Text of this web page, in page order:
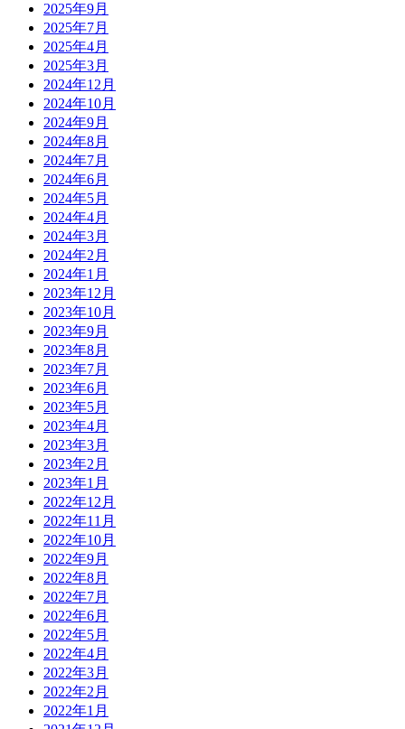
2025年9月
2025年7月
2025年4月
2025年3月
2024年12月
2024年10月
2024年9月
2024年8月
2024年7月
2024年6月
2024年5月
2024年4月
2024年3月
2024年2月
2024年1月
2023年12月
2023年10月
2023年9月
2023年8月
2023年7月
2023年6月
2023年5月
2023年4月
2023年3月
2023年2月
2023年1月
2022年12月
2022年11月
2022年10月
2022年9月
2022年8月
2022年7月
2022年6月
2022年5月
2022年4月
2022年3月
2022年2月
2022年1月